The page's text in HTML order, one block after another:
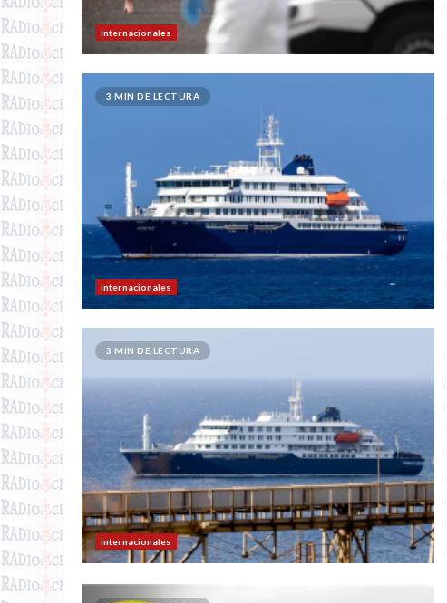
internacionales
3 MIN DE LECTURA
internacionales
3 MIN DE LECTURA
internacionales